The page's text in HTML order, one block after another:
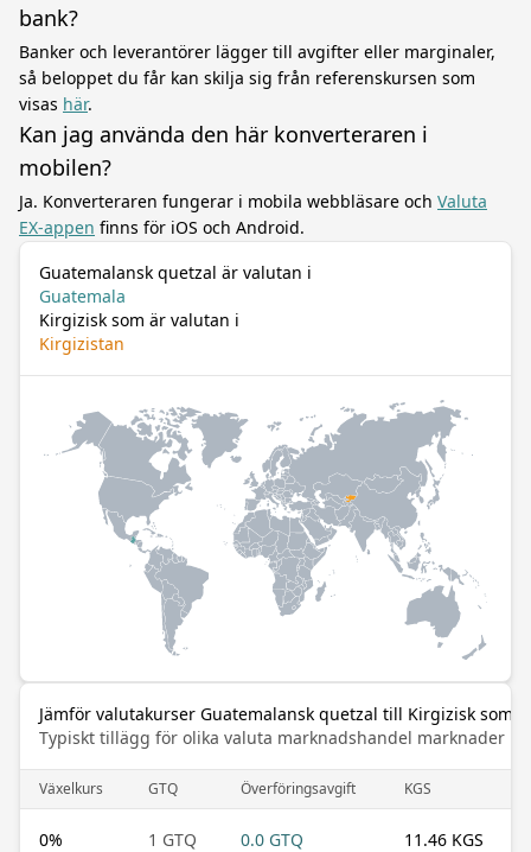
bank?
Banker och leverantörer lägger till avgifter eller marginaler,
så beloppet du får kan skilja sig från referenskursen som
visas här.
Kan jag använda den här konverteraren i
mobilen?
Ja. Konverteraren fungerar i mobila webbläsare och Valuta
EX-appen finns för iOS och Android.
Guatemalansk quetzal är valutan i
Guatemala
Kirgizisk som är valutan i
Kirgizistan
Jämför valutakurser Guatemalansk quetzal till Kirgizisk som
Typiskt tillägg för olika valuta marknadshandel marknader
Växelkurs GTQ Överföringsavgift KGS
0% 1 GTQ 0.0 GTQ 11.46 KGS